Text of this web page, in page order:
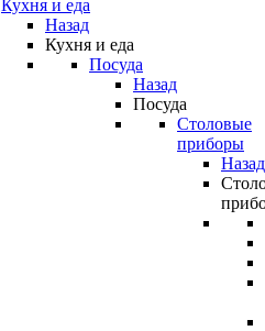
Кухня и еда
Назад
Кухня и еда
Посуда
Назад
Посуда
Столовые
приборы
Назад